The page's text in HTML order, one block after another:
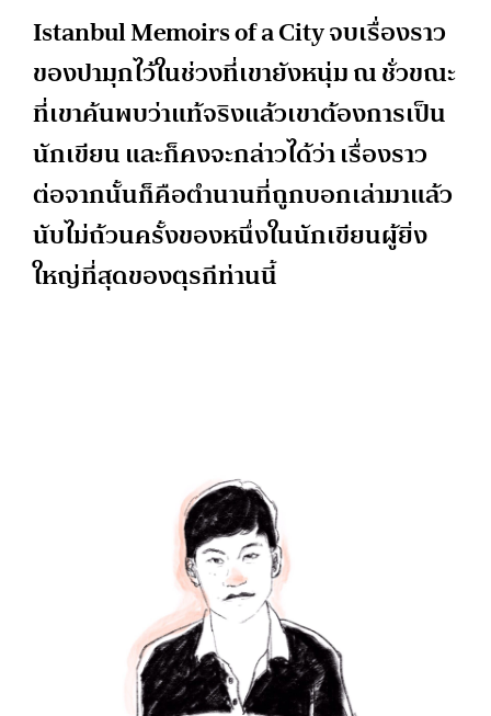
Istanbul Memoirs of a City จบเรื่องราว
ของปามุกไว้ในช่วงที่เขายังหนุ่ม ณ ชั่วขณะ
ที่เขาค้นพบว่าแท้จริงแล้วเขาต้องการเป็น
นักเขียน และก็คงจะกล่าวได้ว่า เรื่องราว
ต่อจากนั้นก็คือตำนานที่ถูกบอกเล่ามาแล้ว
นับไม่ถ้วนครั้งของหนึ่งในนักเขียนผู้ยิ่ง
ใหญ่ที่สุดของตุรกีท่านนี้